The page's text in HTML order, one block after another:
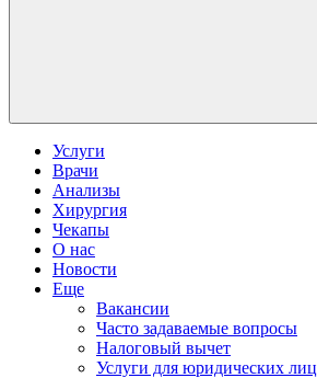
Услуги
Врачи
Анализы
Хирургия
Чекапы
О нас
Новости
Еще
Вакансии
Часто задаваемые вопросы
Налоговый вычет
Услуги для юридических лиц